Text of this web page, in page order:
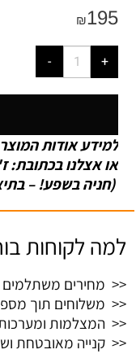
₪195
למידע אודות
או אצלנו בכתובת:
(חניה בשפע! –
למה לקוחות
<< מחירים משתלמים
<< משלוחים תוך
<< המצלמות
<< קנייה מאובטחת